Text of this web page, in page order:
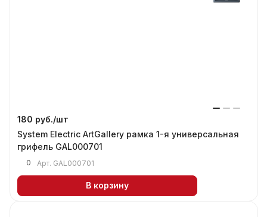
180 руб./шт
System Electric ArtGallery рамка 1-я универсальная
грифель GAL000701
0 Арт. GAL000701
В корзину